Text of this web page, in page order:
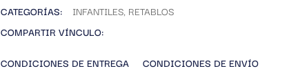
CATEGORÍAS: INFANTILES, RETABLOS
COMPARTIR VÍNCULO:
CONDICIONES DE ENTREGA
CONDICIONES DE ENVÍO